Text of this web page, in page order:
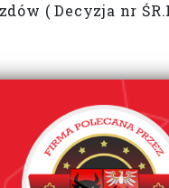
( Decyzja nr